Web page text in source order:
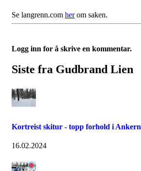
Se langrenn.com herom saken.
Logg inn for å skrive en kommentar.
Siste fra Gudbrand Lien
Kortreist skitur - topp forhold i Ankern
16.02.2024